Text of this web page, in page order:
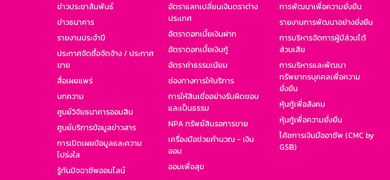
ข่าวประชาสัมพันธ์
ข่าวธนาคาร
รายงานประจำปี
ประกาศจัดซื้อจัดจ้าง / ประกาศ
ขาย
สื่อเผยแพร่
บทความ
ศูนย์วิจัยธนาคารออมสิน
ศูนย์บริการข้อมูลข่าวสาร
การเปิดเผยข้อมูลและความ
โปร่งใส
รู้ทันมิจฉาชีพออนไลน์
อัตราแลกเปลี่ยนเงินตราต่าง
ประเทศ
อัตราดอกเบี้ยเงินฝาก
อัตราดอกเบี้ยเงินกู้
อัตราค่าธรรมเนียม
ช่องทางการให้บริการ
การให้สินเชื่ออย่างรับผิดชอบ
และเป็นธรรม
NPA ทรัพย์สินรอการขาย
เครื่องมือช่วยคำนวณ - เงิน
ออม
ออมเพื่อสุข
การพัฒนาเพื่อความยั่งยืน
รายงานการพัฒนาอย่างยั่งยืน
การบริหารจัดการผู้มีส่วนได้
ส่วนเสีย
การบริหารและพัฒนา
ทรัพยากรบุคคลเพื่อความ
ยั่งยืน
หุ้นกู้เพื่อสังคม
หุ้นกู้เพื่อความยั่งยืน
โค้ชการเงินมืออาชีพ (CMC by
GSB)